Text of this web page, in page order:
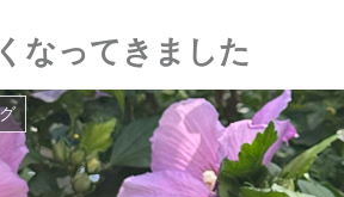
なってきました